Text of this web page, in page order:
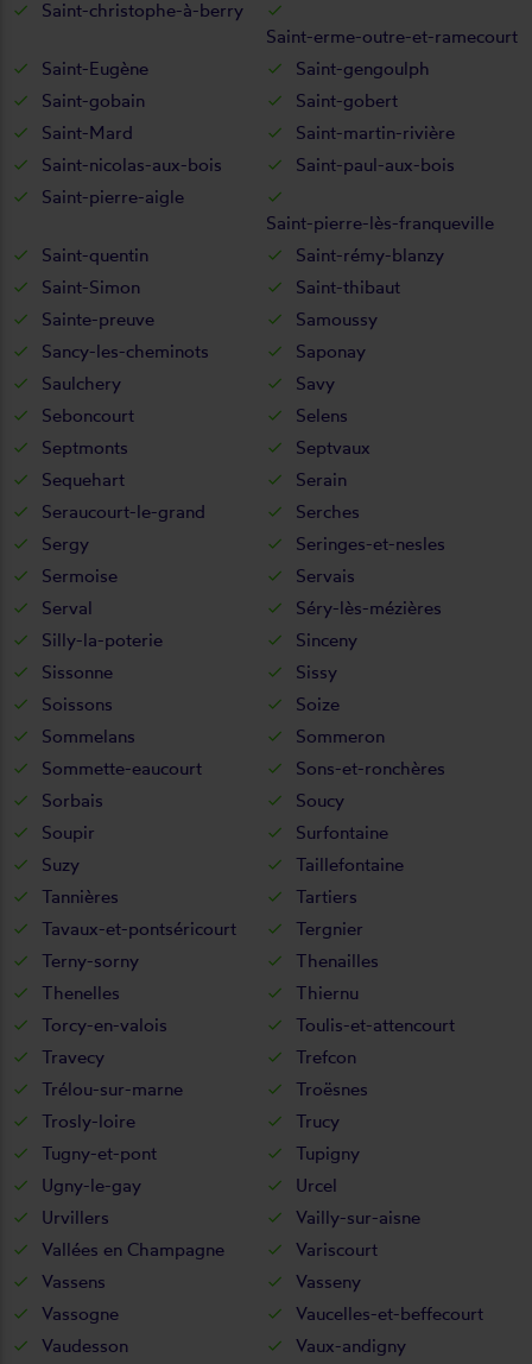
Saint-christophe-à-berry
Saint-erme-outre-et-ramecourt
Saint-Eugène
Saint-gengoulph
Saint-gobain
Saint-gobert
Saint-Mard
Saint-martin-rivière
Saint-nicolas-aux-bois
Saint-paul-aux-bois
Saint-pierre-aigle
Saint-pierre-lès-franqueville
Saint-quentin
Saint-rémy-blanzy
Saint-Simon
Saint-thibaut
Sainte-preuve
Samoussy
Sancy-les-cheminots
Saponay
Saulchery
Savy
Seboncourt
Selens
Septmonts
Septvaux
Sequehart
Serain
Seraucourt-le-grand
Serches
Sergy
Seringes-et-nesles
Sermoise
Servais
Serval
Séry-lès-mézières
Silly-la-poterie
Sinceny
Sissonne
Sissy
Soissons
Soize
Sommelans
Sommeron
Sommette-eaucourt
Sons-et-ronchères
Sorbais
Soucy
Soupir
Surfontaine
Suzy
Taillefontaine
Tannières
Tartiers
Tavaux-et-pontséricourt
Tergnier
Terny-sorny
Thenailles
Thenelles
Thiernu
Torcy-en-valois
Toulis-et-attencourt
Travecy
Trefcon
Trélou-sur-marne
Troësnes
Trosly-loire
Trucy
Tugny-et-pont
Tupigny
Ugny-le-gay
Urcel
Urvillers
Vailly-sur-aisne
Vallées en Champagne
Variscourt
Vassens
Vasseny
Vassogne
Vaucelles-et-beffecourt
Vaudesson
Vaux-andigny